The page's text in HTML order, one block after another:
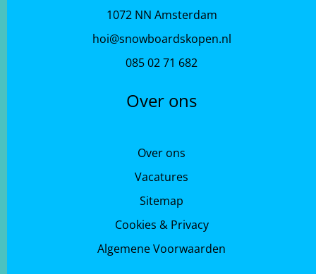
1072 NN Amsterdam
hoi@snowboardskopen.nl
085 02 71 682
Over ons
Over ons
Vacatures
Sitemap
Cookies & Privacy
Algemene Voorwaarden